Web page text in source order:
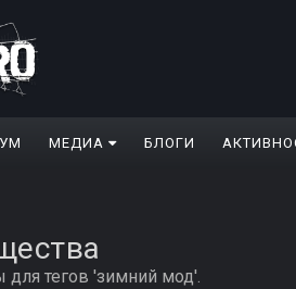
МЕДИА БЛОГИ
для тегов 'зимний мод'.